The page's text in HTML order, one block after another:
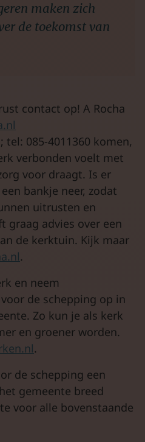
maken zich
de toekomst van
contact op! A Rocha
; tel: 085-4011360 komen,
verbonden voelt met
voor draagt. Is er
bankje neer, zodat
uitrusten en
graag advies over een
de kerktuin. Kijk maar
.
en neem
de schepping op in
Zo kun je als kerk
en groener worden.
.
de schepping een
gemeente breed
voor alle bovenstaande